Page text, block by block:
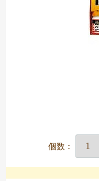
個数：